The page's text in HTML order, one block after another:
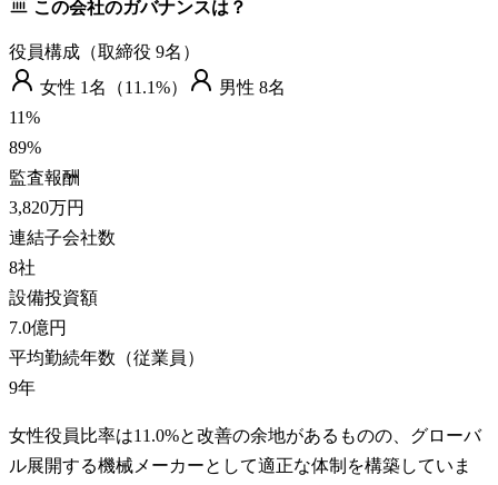
この会社のガバナンスは？
役員構成（取締役 9名）
女性 1名（11.1%） 男性 8名
11%
89%
監査報酬
3,820万円
連結子会社数
8社
設備投資額
7.0億円
平均勤続年数（従業員）
9年
女性役員比率は11.0%と改善の余地があるものの、グローバ
ル展開する機械メーカーとして適正な体制を構築していま